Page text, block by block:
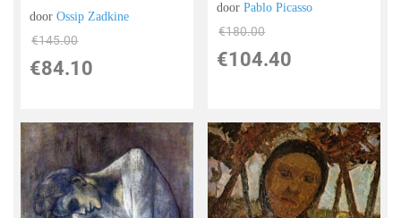
doorOssip Zadkine
€145.00
€84.10
doorPablo Picasso
€180.00
€104.40